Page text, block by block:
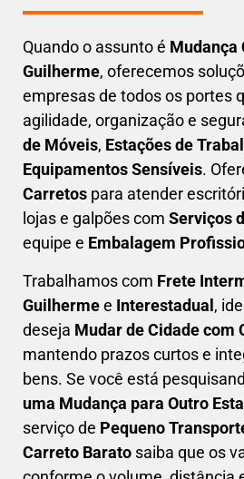
Quando o assunto é Mudança
Guilherme, oferecemos
empresas de todos os portes
agilidade, organização e
de Móveis, Estações de
Equipamentos Sensíveis.
Carretos para atender
lojas e galpões com Serviços
equipe e Embalagem
Trabalhamos com Frete
Guilhermee Interestadual,
deseja Mudar de Cidade com
mantendo prazos curtos e
bens. Se você está
uma Mudança para Outro
serviço de Pequeno
Carreto Barato saiba que os